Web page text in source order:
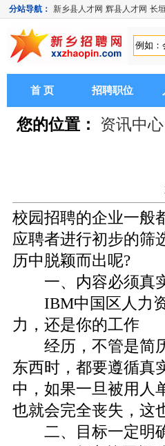
分站导航： 新乡县人才网 辉县人才网 长
首 页 招聘职位
您的位置： 资讯中心
校园招聘的企业一般
应聘者进行初步的筛
历中脱颖而出呢?
一、内容必须真
IBM中国区人力资
力，还是你的工作
经历，不管是简历
东西时，都要遵循真
中，如果一旦被用人
也就会完全丧失，这
二、目标一定明